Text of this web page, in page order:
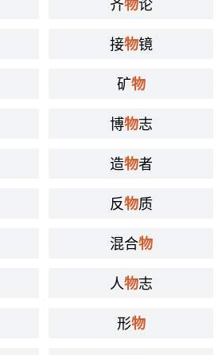
接物镜
矿物
博物志
造物者
反物质
混合物
人物志
形物